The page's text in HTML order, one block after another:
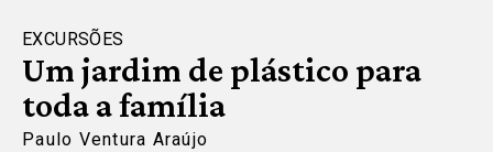
EXCURSÕES
Um jardim de plástico para
toda a família
Paulo Ventura Araújo